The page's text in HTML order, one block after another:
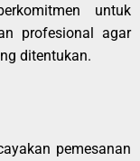
untuk
profesional agar
ditentukan.
pemesanan